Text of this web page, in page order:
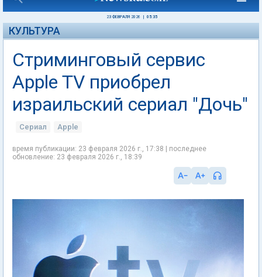
23 ФЕВРАЛЯ 2026 05:35
КУЛЬТУРА
Стриминговый сервис
Apple TV приобрел
израильский сериал "Дочь"
Сериал Apple
время публикации: 23 февраля 2026 г., 17:38 | последнее
обновление: 23 февраля 2026 г., 18:39